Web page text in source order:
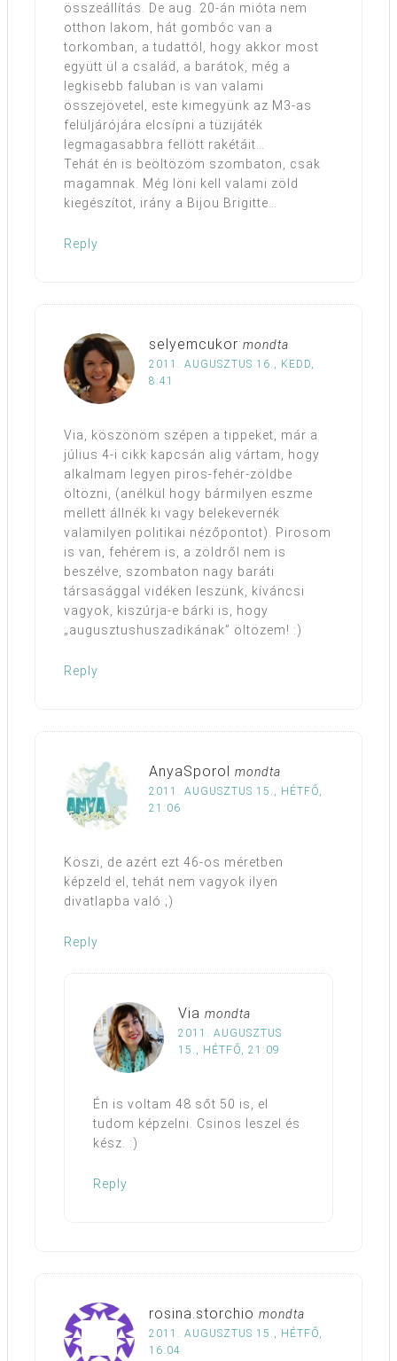
összeállítás. De aug. 20-án mióta nem
otthon lakom, hát gombóc van a
torkomban, a tudattól, hogy akkor most
együtt ül a család, a barátok, még a
legkisebb faluban is van valami
összejövetel, este kimegyünk az M3-as
felüljárójára elcsípni a tüzijáték
legmagasabbra fellött rakétáit…
Tehát én is beöltözöm szombaton, csak
magamnak. Még löni kell valami zöld
kiegészítöt, irány a Bijou Brigitte…
Reply
selyemcukor mondta
2011. AUGUSZTUS 16., KEDD,
8:41
Via, köszönöm szépen a tippeket, már a
július 4-i cikk kapcsán alig vártam, hogy
alkalmam legyen piros-fehér-zöldbe
öltözni, (anélkül hogy bármilyen eszme
mellett állnék ki vagy belekevernék
valamilyen politikai nézőpontot). Pirosom
is van, fehérem is, a zöldről nem is
beszélve, szombaton nagy baráti
társasággal vidéken leszünk, kíváncsi
vagyok, kiszúrja-e bárki is, hogy
„augusztushuszadikának” öltözem! :)
Reply
AnyaSporol mondta
2011. AUGUSZTUS 15., HÉTFŐ,
21:06
Köszi, de azért ezt 46-os méretben
képzeld el, tehát nem vagyok ilyen
divatlapba való ;)
Reply
Via mondta
2011. AUGUSZTUS
15., HÉTFŐ, 21:09
Én is voltam 48 sőt 50 is, el
tudom képzelni. Csinos leszel és
kész. :)
Reply
rosina.storchio mondta
2011. AUGUSZTUS 15., HÉTFŐ,
16:04